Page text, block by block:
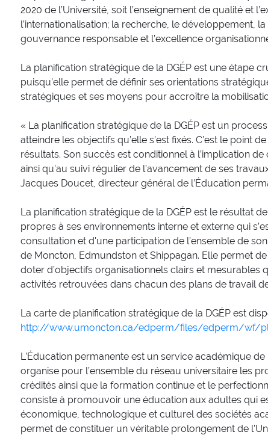
2020 de l’Université, soit l’enseignement de qualité et
l’internationalisation; la recherche, le développement,
gouvernance responsable et l’excellence
La planification stratégique de la DGÉP est une étape
puisqu’elle permet de définir ses orientations
stratégiques et ses moyens pour accroître la
« La planification stratégique de la DGÉP est un
atteindre les objectifs qu’elle s’est fixés. C’est le point
résultats. Son succès est conditionnel à l’implication
ainsi qu’au suivi régulier de l’avancement de ses
Jacques Doucet, directeur général de l’Éducation
La planification stratégique de la DGÉP est le résultat
propres à ses environnements interne et externe qui
consultation et d'une participation de l’ensemble de
de Moncton, Edmundston et Shippagan. Elle permet
doter d’objectifs organisationnels clairs et mesurables
activités retrouvées dans chacun des plans de travail
La carte de planification stratégique de la DGÉP est
http://www.umoncton.ca/edperm/files/edperm/wf/
L’Éducation permanente est un service académique
organise pour l’ensemble du réseau universitaire les
crédités ainsi que la formation continue et le
consiste à promouvoir une éducation aux adultes qui
économique, technologique et culturel des sociétés
permet de constituer un véritable prolongement de